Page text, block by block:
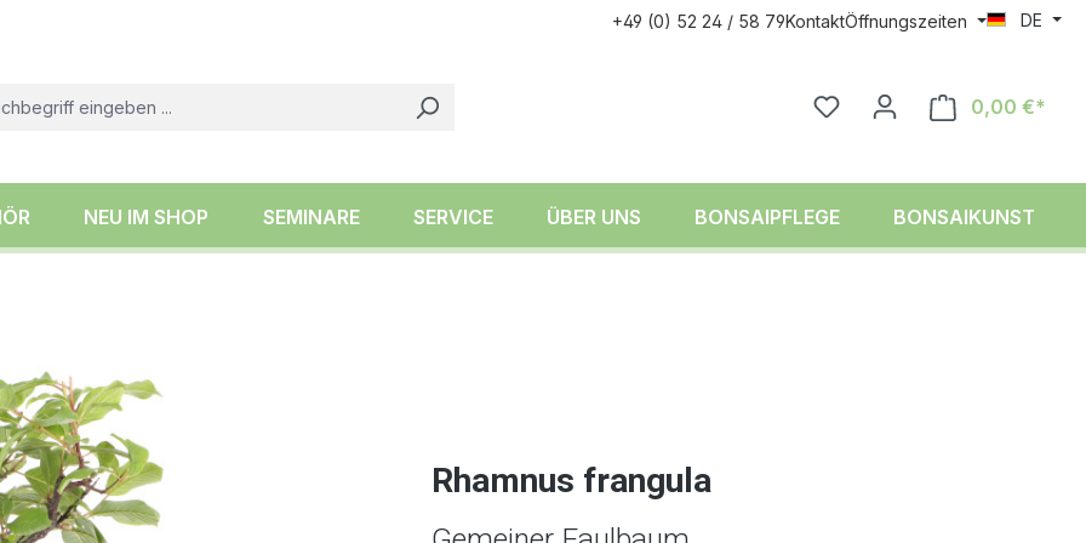
+49 (0) 52 24 / 58 79KontaktÖffnungszeiten DE
0,00 €*
NEU IM SHOP SEMINARE SERVICE ÜBER UNS BONSAIPFLEGE BONSAIKUNST
Rhamnus frangula